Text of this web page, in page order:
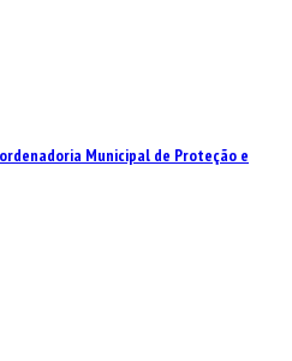
Municipal de Proteção e